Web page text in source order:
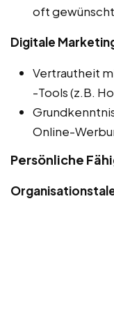
oft
Digitale
Vertrautheit
-Tools (z.B.
Online-
Persönliche